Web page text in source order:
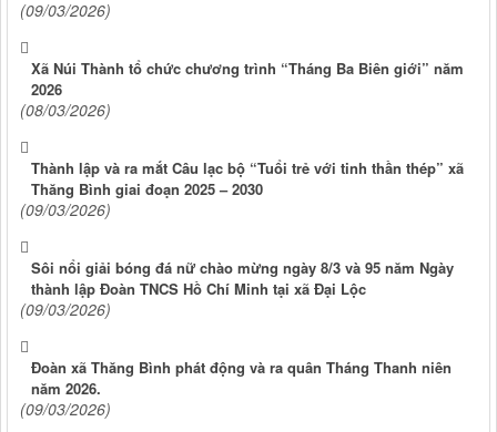
(09/03/2026)
Xã Núi Thành tổ chức chương trình “Tháng Ba Biên giới” năm
2026
(08/03/2026)
Thành lập và ra mắt Câu lạc bộ “Tuổi trẻ với tinh thần thép” xã
Thăng Bình giai đoạn 2025 – 2030
(09/03/2026)
Sôi nổi giải bóng đá nữ chào mừng ngày 8/3 và 95 năm Ngày
thành lập Đoàn TNCS Hồ Chí Minh tại xã Đại Lộc
(09/03/2026)
Đoàn xã Thăng Bình phát động và ra quân Tháng Thanh niên
năm 2026.
(09/03/2026)